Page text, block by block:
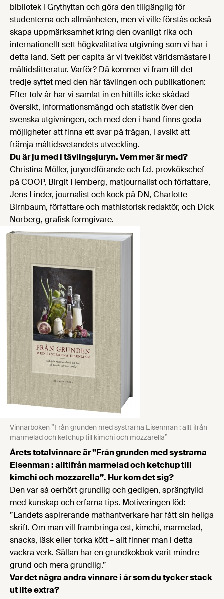
bibliotek i Grythyttan och göra den tillgänglig för
studenterna och allmänheten, men vi ville förstås också
skapa uppmärksamhet kring den ovanligt rika och
internationellt sett högkvalitativa utgivning som vi har i
detta land. Sett per capita är vi tveklöst världsmästare i
måltidslitteratur. Varför? Då kommer vi fram till det
tredje syftet med den här tävlingen och publikationen:
Efter tolv år har vi samlat in en hittills icke skådad
översikt, informationsmängd och statistik över den
svenska utgivningen, och med den i hand finns goda
möjligheter att finna ett svar på frågan, i avsikt att
främja måltidsvetandets utveckling.
Du är ju med i tävlingsjuryn. Vem mer är med?
Christina Möller, juryordförande och f.d. provkökschef
på COOP, Birgit Hemberg, matjournalist och författare,
Jens Linder, journalist och kock på DN, Charlotte
Birnbaum, författare och mathistorisk redaktör, och Dick
Norberg, grafisk formgivare.
Vinnarboken ”Från grunden med systrarna Eisenman : allt ifrån
marmelad och ketchup till kimchi och mozzarella”
Årets totalvinnare är ”Från grunden med systrarna
Eisenman : alltifrån marmelad och ketchup till
kimchi och mozzarella”. Hur kom det sig?
Den var så oerhört grundlig och gedigen, sprängfylld
med kunskap och erfarna tips. Motiveringen löd:
”Landets aspirerande mathantverkare har fått sin heliga
skrift. Om man vill frambringa ost, kimchi, marmelad,
snacks, läsk eller torka kött – allt finner man i detta
vackra verk. Sällan har en grundkokbok varit mindre
grund och mera grundlig.”
Var det några andra vinnare i år som du tycker stack
ut lite extra?